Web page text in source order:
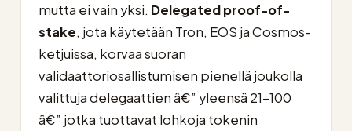
mutta ei vain yksi. Delegated proof-of-
stake, jota käytetään Tron, EOS ja Cosmos-
ketjuissa, korvaa suoran
validaattoriosallistumisen pienellä joukolla
valittuja delegaattien â€” yleensä 21–100
â€” jotka tuottavat lohkoja tokenin